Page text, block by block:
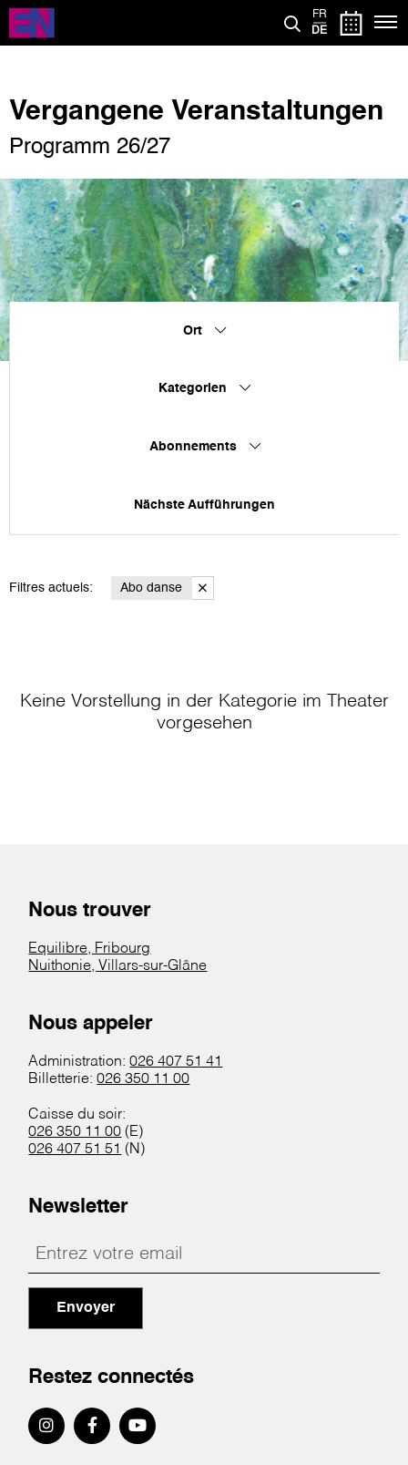
Direkt
zum
Inhalt
FR
DE
Vergangene Veranstaltungen
Programm 26/27
Ort
Kategorien
Abonnements
Nächste Aufführungen
Filtres actuels: Abo danse
Keine Vorstellung in der Kategorie im Theater
vorgesehen
Nous trouver
Equilibre, Fribourg
Nuithonie, Villars-sur-Glâne
Nous appeler
Administration:026 407 51 41
Billetterie:026 350 11 00
Caisse du soir:
026 350 11 00 (E)
026 407 51 51 (N)
Newsletter
Envoyer
Restez connectés